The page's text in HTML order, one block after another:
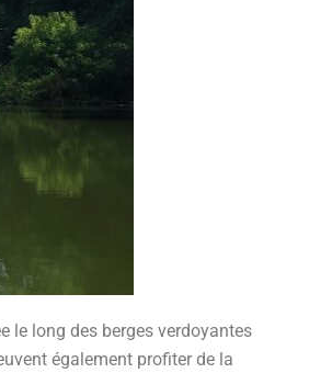
le long des berges verdoyantes
également profiter de la